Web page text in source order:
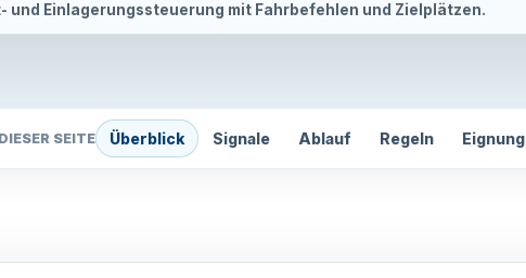
und Einlagerungssteuerung mit Fahrbefehlen und Zielplätzen.
SEITE Überblick Signale Ablauf Regeln Eignung